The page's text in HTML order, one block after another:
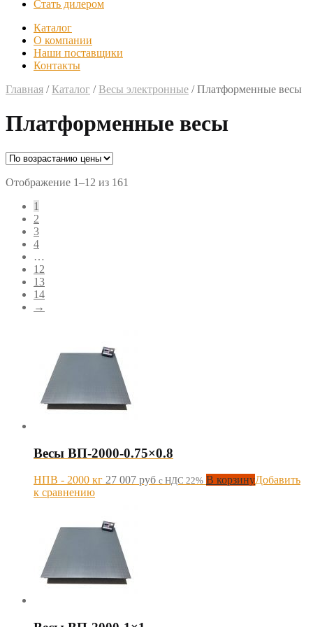
Стать дилером
Каталог
О компании
Наши поставщики
Контакты
Главная / Каталог / Весы электронные /Платформенные весы
Платформенные весы
Отображение 1–12 из 161
1
2
3
4
…
12
13
14
→
Весы ВП-2000-0.75×0.8
НПВ - 2000 кг 27 007 руб с НДС 22% В корзинуДобавить
к сравнению